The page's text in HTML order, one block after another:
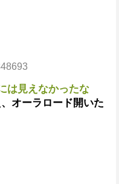
は見えなかったな
オーラロード開いた